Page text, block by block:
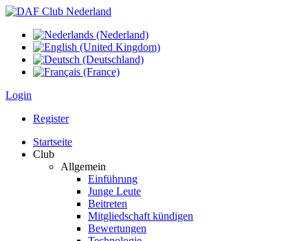
Login
Register
Startseite
Club
Allgemein
Einführung
Junge Leute
Beitreten
Mitgliedschaft kündigen
Bewertungen